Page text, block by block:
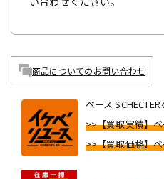
商品についてのお問い合わせ
ベース
>>【買取実績】ベ
>>【買取価格】ベ